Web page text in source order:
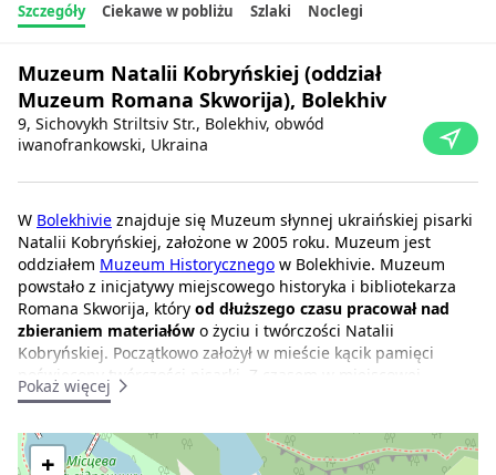
Szczegóły Ciekawe w pobliżu Szlaki Noclegi
Muzeum Natalii Kobryńskiej (oddział
Muzeum Romana Skworija), Bolekhiv
9, Sichovykh Striltsiv Str., Bolekhiv, obwód
iwanofrankowski, Ukraina
W Bolekhivie znajduje się Muzeum słynnej ukraińskiej pisarki
Natalii Kobryńskiej, założone w 2005 roku. Muzeum jest
oddziałem Muzeum Historycznego w Bolekhivie. Muzeum
powstało z inicjatywy miejscowego historyka i bibliotekarza
Romana Skworija, który od dłuższego czasu pracował nad
zbieraniem materiałów o życiu i twórczości Natalii
Kobryńskiej. Początkowo założył w mieście kącik pamięci
poświęcony twórczości pisarki. Z czasem w miejscowej
bibliotece wydzielono pomieszczenie, w którym
Wystawa w pomieszczeniu biblioteki była czynna w latach
1950-1964.
Pokaż więcej
+